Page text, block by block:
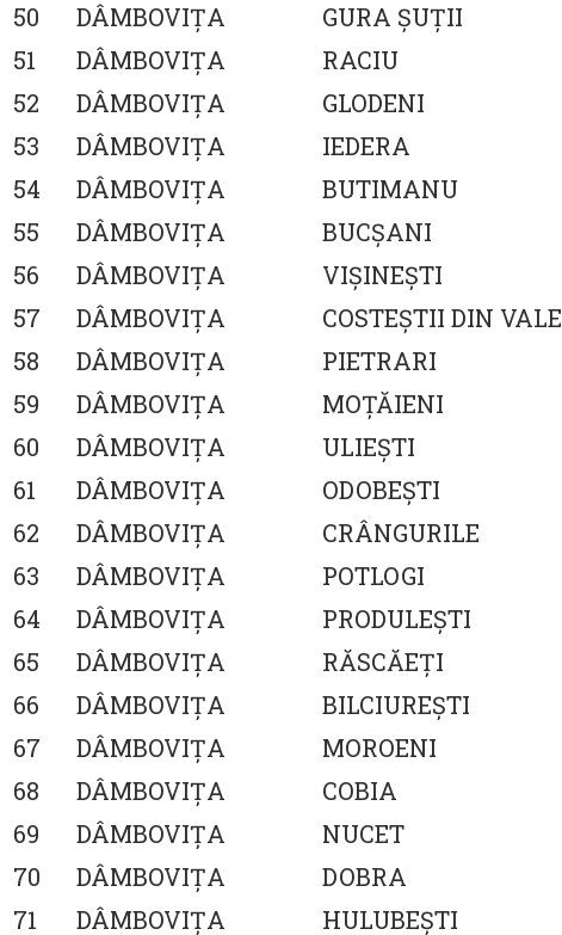
50
DÂMBOVIŢA GURA ŞUŢII
51
DÂMBOVIŢA RACIU
52
DÂMBOVIŢA GLODENI
53
DÂMBOVIŢA IEDERA
54
DÂMBOVIŢA BUTIMANU
55
DÂMBOVIŢA BUCŞANI
56
DÂMBOVIŢA VIŞINEŞTI
57
DÂMBOVIŢA COSTEŞTII DIN VALE
58
DÂMBOVIŢA PIETRARI
59
DÂMBOVIŢA MOŢĂIENI
60
DÂMBOVIŢA ULIEŞTI
61
DÂMBOVIŢA ODOBEŞTI
62
DÂMBOVIŢA CRÂNGURILE
63
DÂMBOVIŢA POTLOGI
64
DÂMBOVIŢA PRODULEŞTI
65
DÂMBOVIŢA RĂSCĂEŢI
66
DÂMBOVIŢA BILCIUREŞTI
67
DÂMBOVIŢA MOROENI
68
DÂMBOVIŢA COBIA
69
DÂMBOVIŢA NUCET
70
DÂMBOVIŢA DOBRA
71
DÂMBOVIŢA HULUBEŞTI